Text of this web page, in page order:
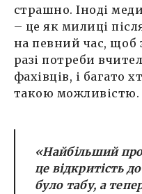
страшно. Іноді
– це як милиці
на певний час, щоб
разі потреби
фахівців, і багато
такою можливістю.
«Найбільший
це відкритість
було табу, а